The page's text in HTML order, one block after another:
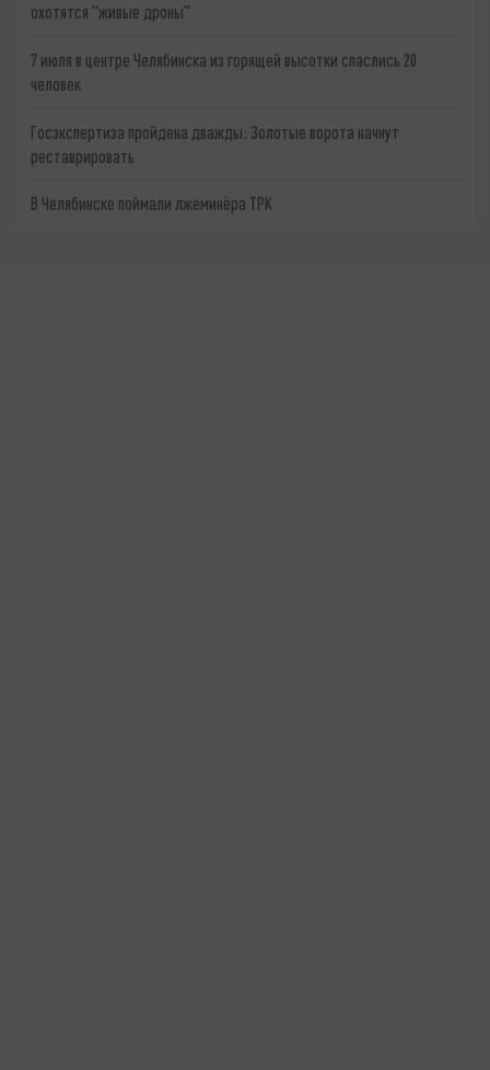
охотятся "живые дроны"
7 июля в центре Челябинска из горящей высотки спаслись 20
человек
Госэкспертиза пройдена дважды: Золотые ворота начнут
реставрировать
В Челябинске поймали лжеминёра ТРК